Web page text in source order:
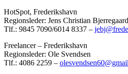
HotSpot, Frederikshavn
Regionsleder: Jens Christian Bjerregaard
Tlf.: 9845 7090/6014 8337 –
Freelancer – Frederikshavn
Regionsleder: Ole Svendsen
Tlf.: 4086 2259 –